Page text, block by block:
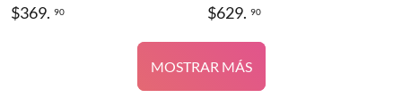
$369. 90 $629. 90
MOSTRAR MÁS